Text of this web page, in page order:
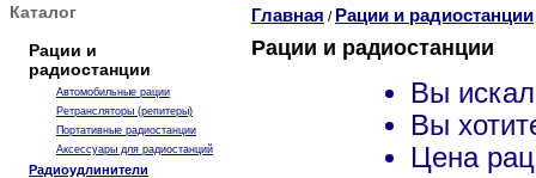
Каталог
Рации и
радиостанции
Автомобильные рации
Ретрансляторы (репитеры)
Портативные радиостанции
Аксессуары для радиостанций
Радиоудлинители
Главная / Рации и радиостанции
Рации и радиостанции
Вы
Вы
Цена